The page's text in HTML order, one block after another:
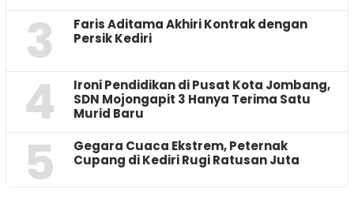
3
Faris Aditama Akhiri Kontrak dengan
Persik Kediri
4
Ironi Pendidikan di Pusat Kota Jombang,
SDN Mojongapit 3 Hanya Terima Satu
Murid Baru
5
‎Gegara Cuaca Ekstrem, Peternak
Cupang di Kediri Rugi Ratusan Juta